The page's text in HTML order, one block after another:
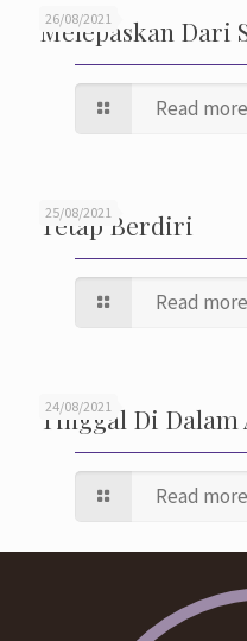
26/08/2021
Melepaskan Dari
Read more
25/08/2021
Tetap Berdiri
Read more
24/08/2021
Tinggal Di Dalam
Read more